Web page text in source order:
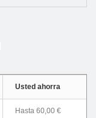
Usted ahorra
Hasta 60,00 €